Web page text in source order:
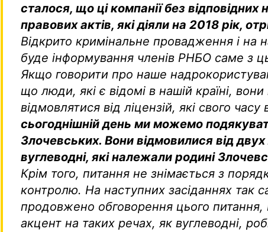
сталося, що ці компанії без
правових актів, які діяли на 2018 рік,
Відкрито кримінальне провадження і на
буде інформування членів РНБО саме з
Якщо говорити про наше
що люди, які є відомі в нашій країні,
відмовлятися від ліцензій, які свого
сьогоднішній день ми можемо
Злочевських. Вони відмовилися від двух
вуглеводні, які належали родині
Крім того, питання не знімається з
контролю. На наступних засіданнях так
продовжено обговорення цього
акцент на таких речах, як вуглеводні,